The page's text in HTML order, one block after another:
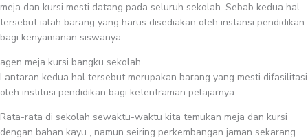
meja dan kursi mesti datang pada seluruh sekolah. Sebab kedua hal
tersebut ialah barang yang harus disediakan oleh instansi pendidikan
bagi kenyamanan siswanya .
agen meja kursi bangku sekolah
Lantaran kedua hal tersebut merupakan barang yang mesti difasilitasi
oleh institusi pendidikan bagi ketentraman pelajarnya .
Rata-rata di sekolah sewaktu-waktu kita temukan meja dan kursi
dengan bahan kayu , namun seiring perkembangan jaman sekarang